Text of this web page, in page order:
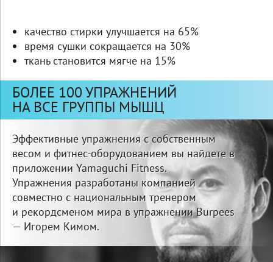
качество стирки улучшается на 65%
время сушки сокращается на 30%
ткань становится мягче на 15%
БОЛЕЕ 100 УПРАЖНЕНИЙ
НА ВСЕ ГРУППЫ МЫШЦ
Эффективные упражнения с собственным
весом и фитнес-оборудованием вы найдете в
приложении Yamaguchi Fitness.
Упражнения разработаны компанией
совместно с национальным тренером
и рекордсменом мира в упражнении Burpees
— Игорем Кимом.